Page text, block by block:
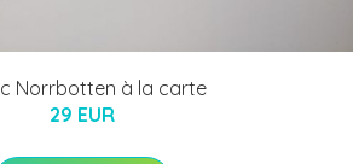
Norrbotten à la carte
29 EUR